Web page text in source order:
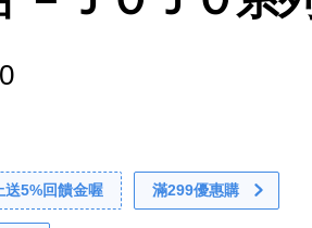
送5%回饋金喔 滿299優惠購